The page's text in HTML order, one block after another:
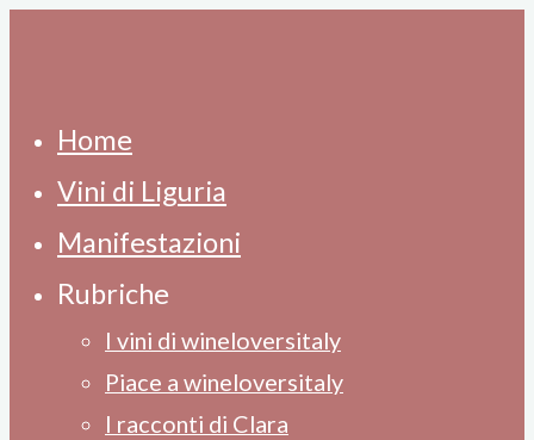
Home
Vini di Liguria
Manifestazioni
Rubriche
I vini di wineloversitaly
Piace a wineloversitaly
I racconti di Clara